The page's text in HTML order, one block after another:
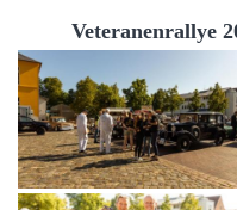
Veteranenrallye